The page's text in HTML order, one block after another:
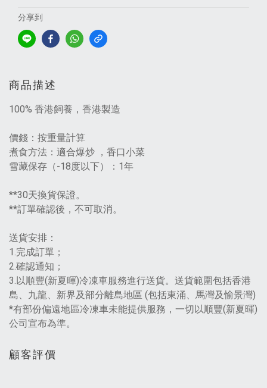
分享到
商品描述
100% 香港飼養，香港製造
價錢：按重量計算
煮食方法：適合爆炒 ，香口小菜
雪藏保存（-18度以下）：1年
**30天換貨保證。
**訂單確認後，不可取消。
送貨安排：
1.完成訂單；
2.確認通知；
3.以順豐(新夏暉)冷凍車服務進行送貨。送貨範圍包括香港
島、九龍、新界及部分離島地區 (包括東涌、馬灣及愉景灣)
*有部份偏遠地區冷凍車未能提供服務，一切以順豐(新夏暉)
公司宣布為準。
顧客評價